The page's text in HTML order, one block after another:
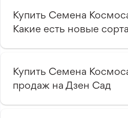
Купить Семена
Какие есть новые
Купить Семена
продаж на Дзен Сад